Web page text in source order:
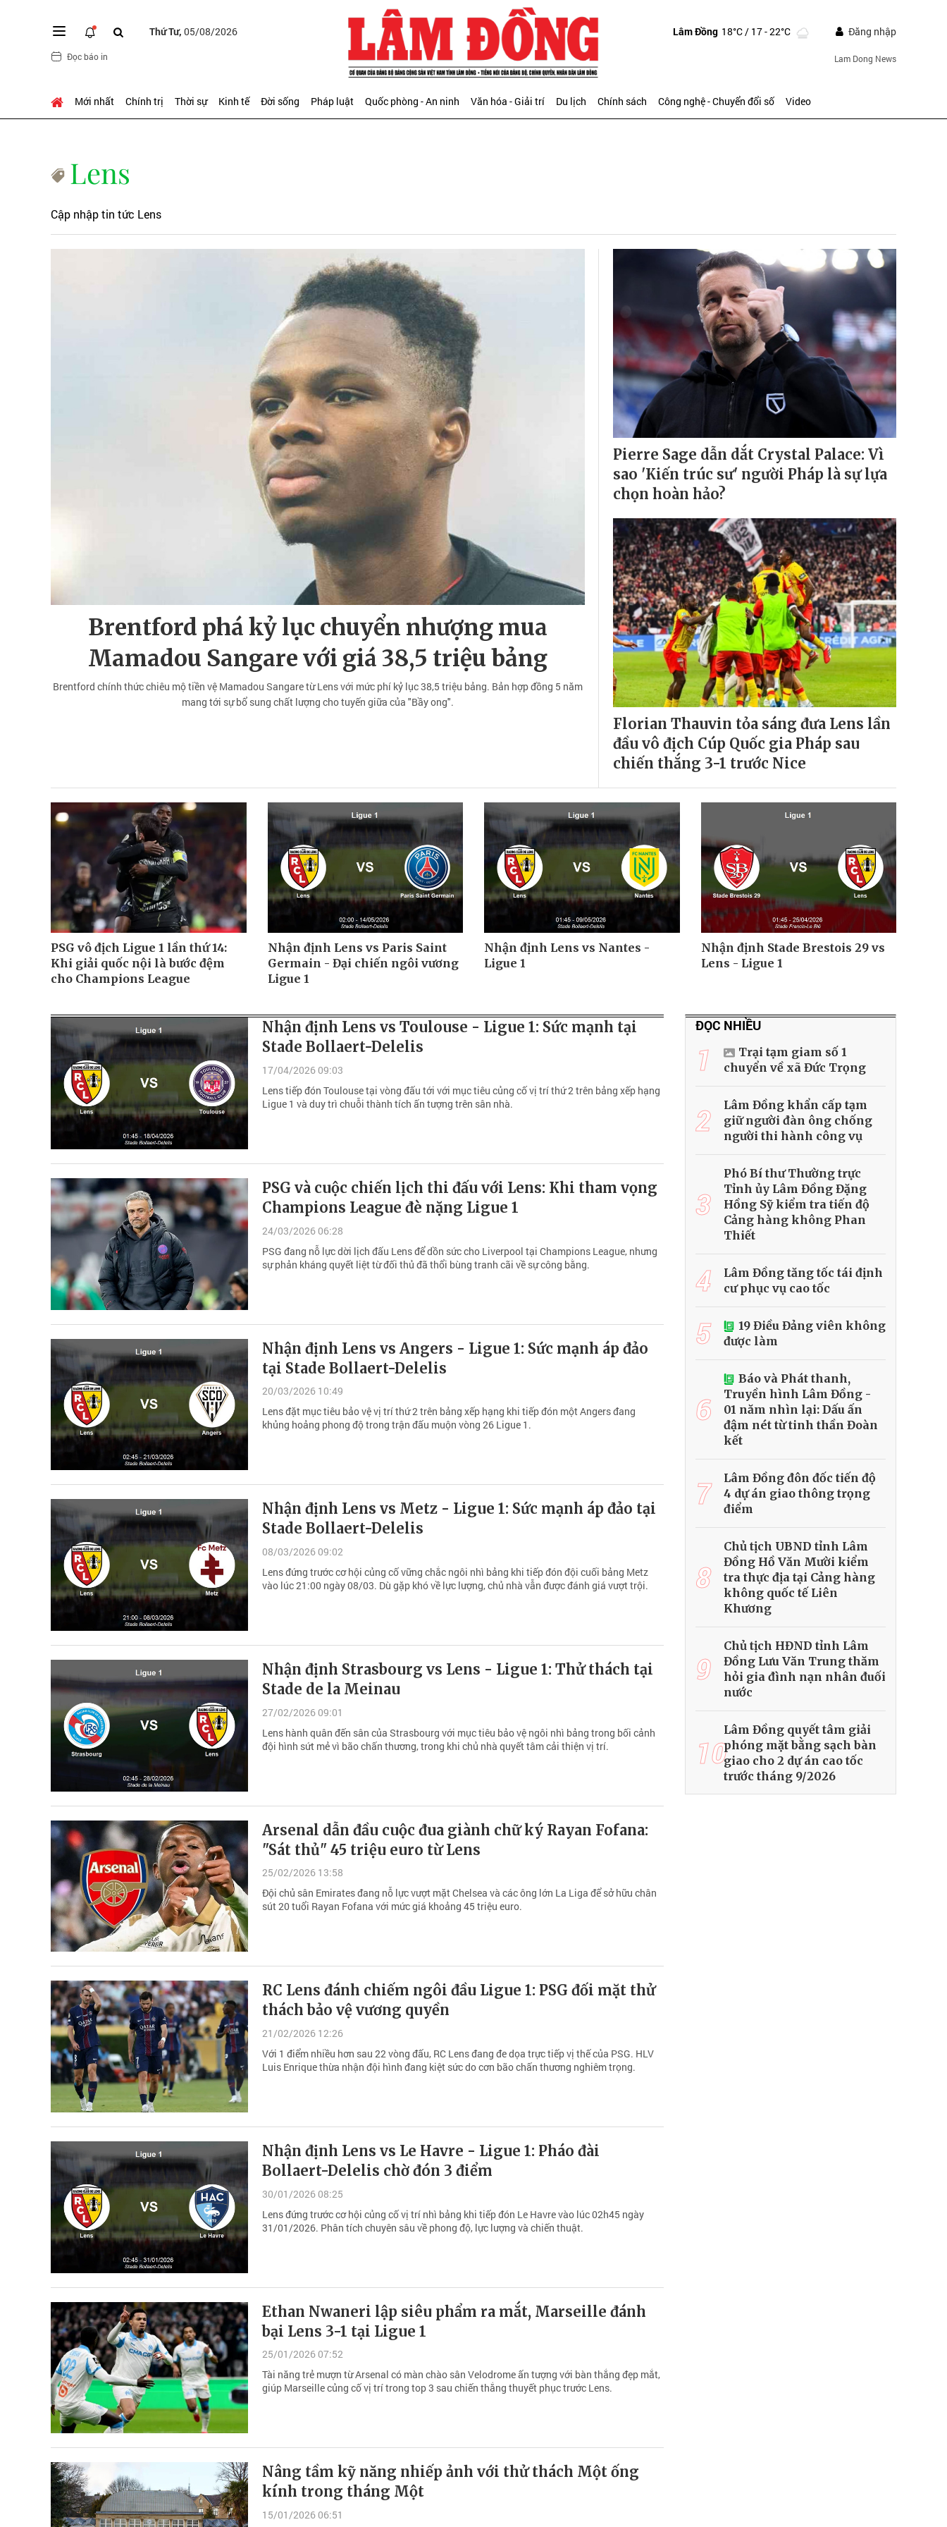
Thứ Tư, 05/08/2026
Đọc báo in
Lâm Đồng 18°C/ 17 - 22°C Đăng nhập
Lam Dong News
Mới nhất Chính trị Thời sự Kinh tế Đời sống Pháp luật Quốc phòng - An ninh Văn hóa - Giải trí Du lịch Chính sách Công nghệ - Chuyển đổi số Video
Lens
Cập nhập tin tức Lens
Brentford phá kỷ lục chuyển nhượng mua
Mamadou Sangare với giá 38,5 triệu bảng
Brentford chính thức chiêu mộ tiền vệ Mamadou Sangare từ Lens với mức phí kỷ lục 38,5 triệu bảng. Bản hợp đồng 5 năm
mang tới sự bổ sung chất lượng cho tuyến giữa của "Bầy ong".
Pierre Sage dẫn dắt Crystal Palace: Vì
sao 'Kiến trúc sư' người Pháp là sự lựa
chọn hoàn hảo?
Florian Thauvin tỏa sáng đưa Lens lần
đầu vô địch Cúp Quốc gia Pháp sau
chiến thắng 3-1 trước Nice
PSG vô địch Ligue 1 lần thứ 14:
Khi giải quốc nội là bước đệm
cho Champions League
Nhận định Lens vs Paris Saint
Germain - Đại chiến ngôi vương
Ligue 1
Nhận định Lens vs Nantes -
Ligue 1
Nhận định Stade Brestois 29 vs
Lens - Ligue 1
Nhận định Lens vs Toulouse - Ligue 1: Sức mạnh tại
Stade Bollaert-Delelis
17/04/2026 09:03
Lens tiếp đón Toulouse tại vòng đấu tới với mục tiêu củng cố vị trí thứ 2 trên bảng xếp hạng
Ligue 1 và duy trì chuỗi thành tích ấn tượng trên sân nhà.
PSG và cuộc chiến lịch thi đấu với Lens: Khi tham vọng
Champions League đè nặng Ligue 1
24/03/2026 06:28
PSG đang nỗ lực dời lịch đấu Lens để dồn sức cho Liverpool tại Champions League, nhưng
sự phản kháng quyết liệt từ đối thủ đã thổi bùng tranh cãi về sự công bằng.
Nhận định Lens vs Angers - Ligue 1: Sức mạnh áp đảo
tại Stade Bollaert-Delelis
20/03/2026 10:49
Lens đặt mục tiêu bảo vệ vị trí thứ 2 trên bảng xếp hạng khi tiếp đón một Angers đang
khủng hoảng phong độ trong trận đấu muộn vòng 26 Ligue 1.
Nhận định Lens vs Metz - Ligue 1: Sức mạnh áp đảo tại
Stade Bollaert-Delelis
08/03/2026 09:02
Lens đứng trước cơ hội củng cố vững chắc ngôi nhì bảng khi tiếp đón đội cuối bảng Metz
vào lúc 21:00 ngày 08/03. Dù gặp khó về lực lượng, chủ nhà vẫn được đánh giá vượt trội.
Nhận định Strasbourg vs Lens - Ligue 1: Thử thách tại
Stade de la Meinau
27/02/2026 09:01
Lens hành quân đến sân của Strasbourg với mục tiêu bảo vệ ngôi nhì bảng trong bối cảnh
đội hình sứt mẻ vì bão chấn thương, trong khi chủ nhà quyết tâm cải thiện vị trí.
Arsenal dẫn đầu cuộc đua giành chữ ký Rayan Fofana:
"Sát thủ" 45 triệu euro từ Lens
25/02/2026 13:58
Đội chủ sân Emirates đang nỗ lực vượt mặt Chelsea và các ông lớn La Liga để sở hữu chân
sút 20 tuổi Rayan Fofana với mức giá khoảng 45 triệu euro.
RC Lens đánh chiếm ngôi đầu Ligue 1: PSG đối mặt thử
thách bảo vệ vương quyền
21/02/2026 12:26
Với 1 điểm nhiều hơn sau 22 vòng đấu, RC Lens đang đe dọa trực tiếp vị thế của PSG. HLV
Luis Enrique thừa nhận đội hình đang kiệt sức do cơn bão chấn thương nghiêm trọng.
Nhận định Lens vs Le Havre - Ligue 1: Pháo đài
Bollaert-Delelis chờ đón 3 điểm
30/01/2026 08:25
Lens đứng trước cơ hội củng cố vị trí nhì bảng khi tiếp đón Le Havre vào lúc 02h45 ngày
31/01/2026. Phân tích chuyên sâu về phong độ, lực lượng và chiến thuật.
Ethan Nwaneri lập siêu phẩm ra mắt, Marseille đánh
bại Lens 3-1 tại Ligue 1
25/01/2026 07:52
Tài năng trẻ mượn từ Arsenal có màn chào sân Velodrome ấn tượng với bàn thắng đẹp mắt,
giúp Marseille củng cố vị trí trong top 3 sau chiến thắng thuyết phục trước Lens.
Nâng tầm kỹ năng nhiếp ảnh với thử thách Một ống
kính trong tháng Một
15/01/2026 06:51
ĐỌC NHIỀU
1
Trại tạm giam số 1
chuyển về xã Đức Trọng
2
Lâm Đồng khẩn cấp tạm
giữ người đàn ông chống
người thi hành công vụ
3
Phó Bí thư Thường trực
Tỉnh ủy Lâm Đồng Đặng
Hồng Sỹ kiểm tra tiến độ
Cảng hàng không Phan
Thiết
4
Lâm Đồng tăng tốc tái định
cư phục vụ cao tốc
5
19 Điều Đảng viên không
được làm
6
Báo và Phát thanh,
Truyền hình Lâm Đồng -
01 năm nhìn lại: Dấu ấn
đậm nét từ tinh thần Đoàn
kết
7
Lâm Đồng đôn đốc tiến độ
4 dự án giao thông trọng
điểm
8
Chủ tịch UBND tỉnh Lâm
Đồng Hồ Văn Mười kiểm
tra thực địa tại Cảng hàng
không quốc tế Liên
Khương
9
Chủ tịch HĐND tỉnh Lâm
Đồng Lưu Văn Trung thăm
hỏi gia đình nạn nhân đuối
nước
10
Lâm Đồng quyết tâm giải
phóng mặt bằng sạch bàn
giao cho 2 dự án cao tốc
trước tháng 9/2026